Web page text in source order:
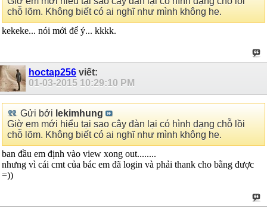
chỗ lõm. Không biết có ai nghĩ như mình không he.
kekeke... nói mới để ý... kkkk.
hoctap256 viết:
01-03-2015 10:29:10 PM
Gửi bởi lekimhung
Giờ em mới hiểu tại sao cây đàn lại có hình dạng chỗ lồi
chỗ lõm. Không biết có ai nghĩ như mình không he.
ban đầu em định vào view xong out........
nhưng vì cái cmt của bác em đã login và phải thank cho bằng được
=))